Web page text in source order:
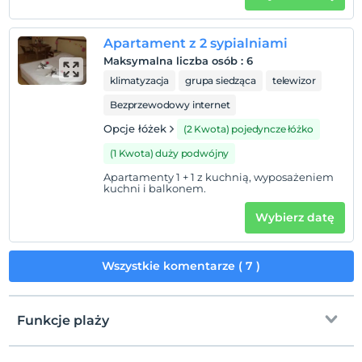
Pokaż na mapie
Zasady hotelu
Zameldować się
Wymeldować się
Zwierzęta
Palenie
Zakaz palenia w pokoju
Dzieci)
Niemowlęta do wieku do 2 są bezpłatne.
Apartament z 2 sypialniami
Maksymalna liczba osób : 6
klimatyzacja grupa siedząca
telewizor
Bezprzewodowy internet
Opcje łóżek
(2 Kwota) pojedyncze łóżko
(1 Kwota) duży podwójny
Apartamenty 1 + 1 z kuchnią, wyposażeniem
kuchni i balkonem.
Wybierz datę
Wszystkie komentarze ( 7 )
Funkcje plaży